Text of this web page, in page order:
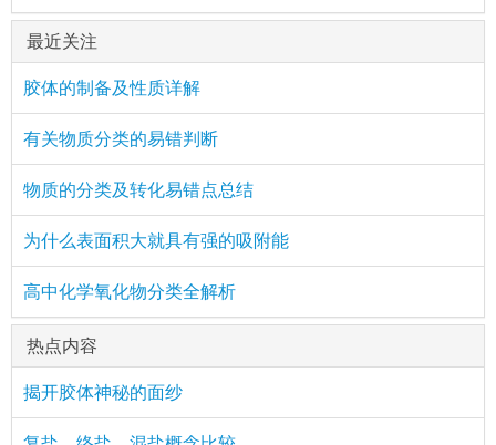
最近关注
胶体的制备及性质详解
有关物质分类的易错判断
物质的分类及转化易错点总结
为什么表面积大就具有强的吸附能
高中化学氧化物分类全解析
热点内容
揭开胶体神秘的面纱